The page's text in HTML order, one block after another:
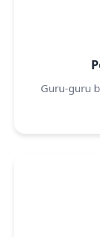
Guru-guru